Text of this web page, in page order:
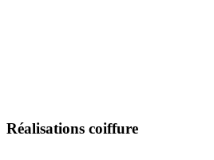
Réalisations coiffure